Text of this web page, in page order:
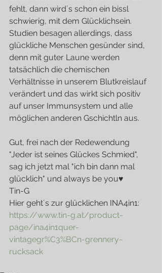
fehlt, dann wird´s schon ein bissl
schwierig, mit dem Glücklichsein.
Studien besagen allerdings, dass
glückliche Menschen gesünder sind,
denn mit guter Laune werden
tatsächlich die chemischen
Verhältnisse in unserem Blutkreislauf
verändert und das wirkt sich positiv
auf unser Immunsystem und alle
möglichen anderen Gschichtln aus.
Gut, frei nach der Redewendung
"Jeder ist seines Glückes Schmied",
sag ich jetzt mal "ich bin dann mal
glücklich" und always be you♥
Tin-G
Hier geht´s zur glücklichen INA4in1:
https://www.tin-g.at/product-
page/ina4in1quer-
vintagegr%C3%BCn-grennery-
rucksack